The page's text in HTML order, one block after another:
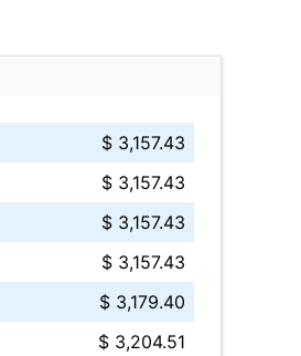
$ 3,157.43
$ 3,157.43
$ 3,157.43
$ 3,157.43
$ 3,179.40
$ 3,204.51